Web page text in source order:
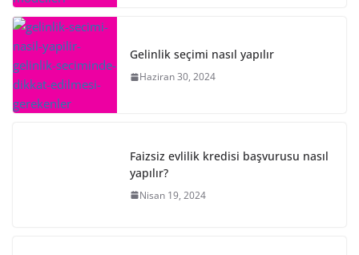
Gelinlik seçimi nasıl yapılır
Haziran 30, 2024
Faizsiz evlilik kredisi başvurusu nasıl
yapılır?
Nisan 19, 2024